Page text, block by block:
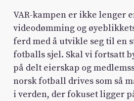
VAR-kampen er ikke lenger
videodømming og
ferd med å utvikle seg til en
fotballs sjel. Skal vi fortsatt
på delt eierskap og
norsk fotball drives som så
i verden, der fokuset ligger